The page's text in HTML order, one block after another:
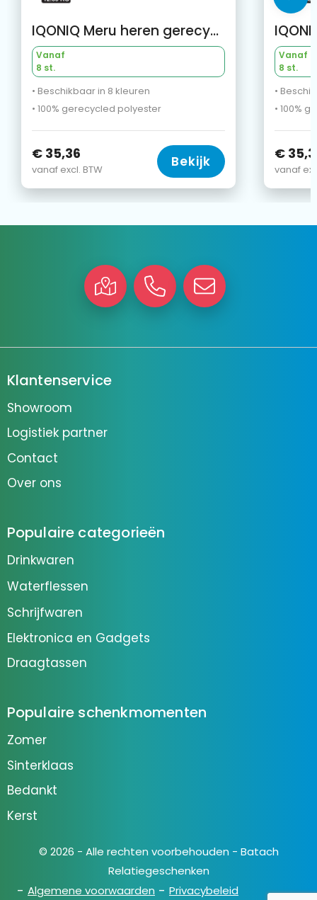
IQONIQ Meru heren gerecycled polyester bodywarmer
Vanaf
8 st.
• Beschikbaar in 8 kleuren
• 100% gerecycled polyester
€ 35,36
vanaf excl. BTW Bekijk
Vanaf
8 st.
•
• 100%
€
vanaf
Klantenservice
Showroom
Logistiek partner
Contact
Over ons
Populaire categorieën
Drinkwaren
Waterflessen
Schrijfwaren
Elektronica en Gadgets
Draagtassen
Populaire schenkmomenten
Zomer
Sinterklaas
Bedankt
Kerst
© 2026 - Alle rechten voorbehouden - Batach
Relatiegeschenken
Algemene voorwaarden
Privacybeleid